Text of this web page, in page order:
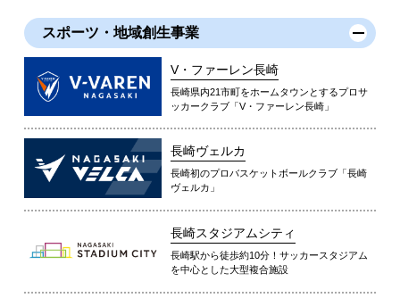
スポーツ・地域創生事業
V・ファーレン長崎
長崎県内21市町をホームタウンとするプロサ
ッカークラブ「V・ファーレン長崎」
長崎ヴェルカ
長崎初のプロバスケットボールクラブ「長崎
ヴェルカ」
長崎スタジアムシティ
長崎駅から徒歩約10分！サッカースタジアム
を中心とした大型複合施設